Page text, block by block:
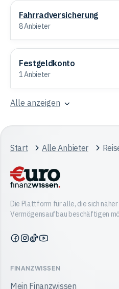
Fahrradversicherung
Fahrradversicherung
8 Anbieter
Festgeldkonto
Festgeldkonto
1 Anbieter
Alle anzeigen
Start Alle Anbieter
Die Plattform für alle, die sich
Vermögensaufbau beschäftigen
Finanzwissen
Facebook
Finanzwissen
Instagram
Finanzwissen
TikTok
Finanzwissen
YouTube
FINANZWISSEN
Mein Finanzwissen